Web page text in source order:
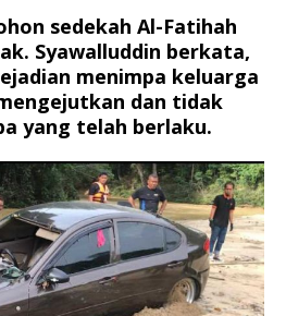
sedekah Al-Fatihah
Syawalluddin berkata,
menimpa keluarga
dan tidak
yang telah berlaku.